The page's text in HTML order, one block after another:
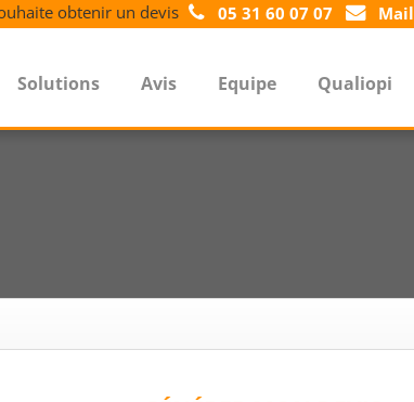
obtenir un devis 05 31 60 07 07 Mail
Solutions Avis Equipe Qualiopi